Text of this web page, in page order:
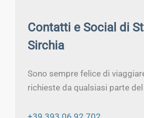
Contatti e Social di
Sirchia
Sono sempre felice di
richieste da qualsiasi parte